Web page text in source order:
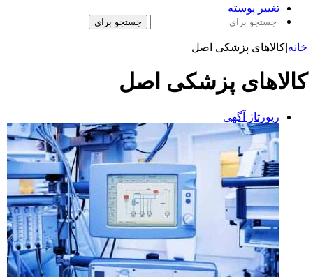
تغییر پوسته
جستجو برای
خانه|کالاهای پزشکی اصل
کالاهای پزشکی اصل
رپورتاژ آگهی